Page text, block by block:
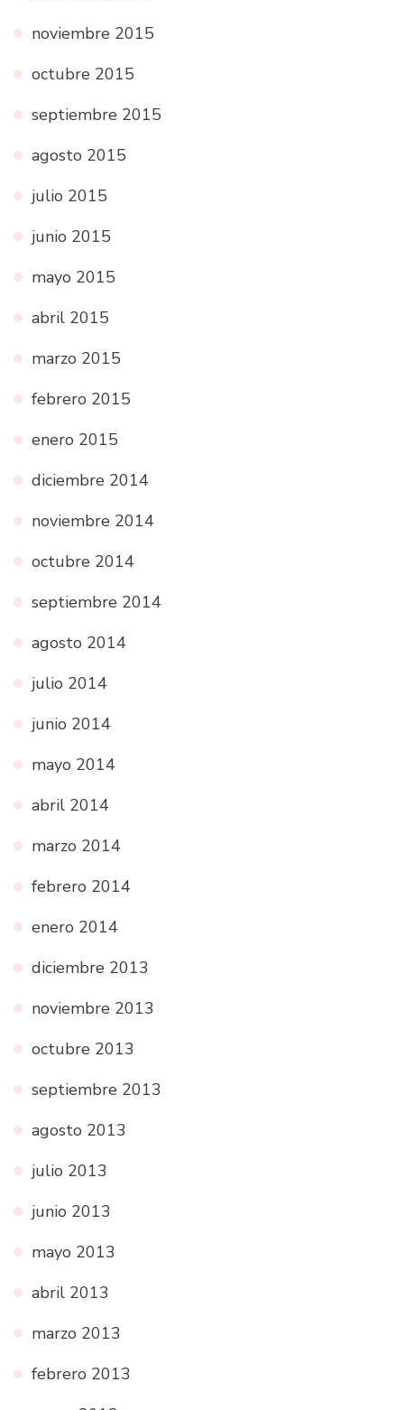
noviembre 2015
octubre 2015
septiembre 2015
agosto 2015
julio 2015
junio 2015
mayo 2015
abril 2015
marzo 2015
febrero 2015
enero 2015
diciembre 2014
noviembre 2014
octubre 2014
septiembre 2014
agosto 2014
julio 2014
junio 2014
mayo 2014
abril 2014
marzo 2014
febrero 2014
enero 2014
diciembre 2013
noviembre 2013
octubre 2013
septiembre 2013
agosto 2013
julio 2013
junio 2013
mayo 2013
abril 2013
marzo 2013
febrero 2013